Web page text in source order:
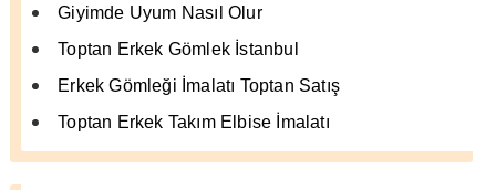
Giyimde Uyum Nasıl Olur
Toptan Erkek Gömlek İstanbul
Erkek Gömleği İmalatı Toptan Satış
Toptan Erkek Takım Elbise İmalatı